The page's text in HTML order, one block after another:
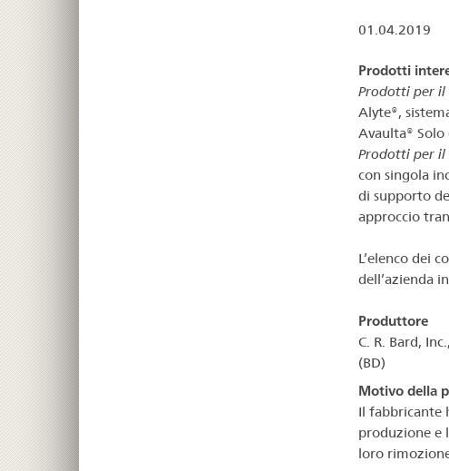
01.04.2019
Prodotti
Prodotti per il
Alyte®,
Avaulta® Solo
Prodotti per il
con singola
di supporto
approccio
L’elenco dei
dell’azienda
Produttore
C. R. Bard,
(BD)
Motivo della
Il fabbricante
produzione e
loro